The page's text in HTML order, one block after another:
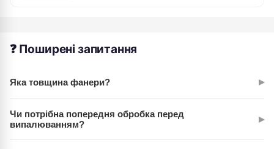
❓ Поширені запитання
Яка товщина фанери? ▸
товщина для випалювання пірографом — достатньо щільна,
Чи потрібна попередня обробка перед
випалюванням?
▸